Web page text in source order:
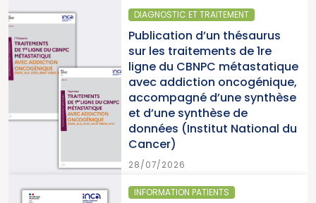
DIAGNOSTIC ET TRAITEMENT
Publication d’un thésaurus
sur les traitements de 1re
ligne du CBNPC métastatique
avec addiction oncogénique,
accompagné d’une synthèse
et d’une synthèse de
données (Institut National du
Cancer)
28/07/2026
INFORMATION PATIENTS